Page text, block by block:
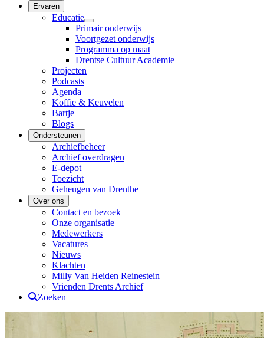
Ervaren
Educatie
Primair onderwijs
Voortgezet onderwijs
Programma op maat
Drentse Cultuur Academie
Projecten
Podcasts
Agenda
Koffie & Keuvelen
Bartje
Blogs
Ondersteunen
Archiefbeheer
Archief overdragen
E-depot
Toezicht
Geheugen van Drenthe
Over ons
Contact en bezoek
Onze organisatie
Medewerkers
Vacatures
Nieuws
Klachten
Milly Van Heiden Reinestein
Vrienden Drents Archief
Zoeken
Drents Archief